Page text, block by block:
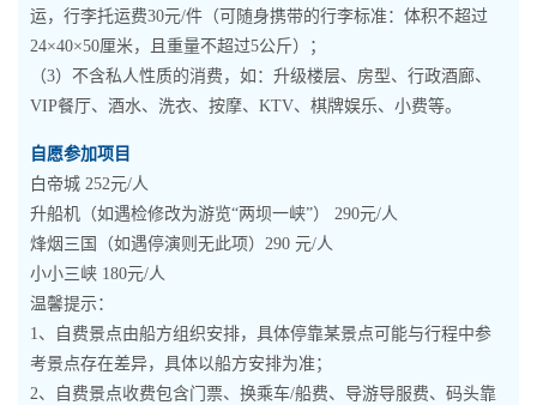
运，行李托运费30元/件（可随身携带的行李标准：体积不超过
24×40×50厘米，且重量不超过5公斤）；
（3）不含私人性质的消费，如：升级楼层、房型、行政酒廊、
VIP餐厅、酒水、洗衣、按摩、KTV、棋牌娱乐、小费等。
自愿参加项目
白帝城 252元/人
升船机（如遇检修改为游览“两坝一峡”） 290元/人
烽烟三国（如遇停演则无此项）290 元/人
小小三峡 180元/人
温馨提示：
1、自费景点由船方组织安排，具体停靠某景点可能与行程中参
考景点存在差异，具体以船方安排为准；
2、自费景点收费包含门票、换乘车/船费、导游导服费、码头靠